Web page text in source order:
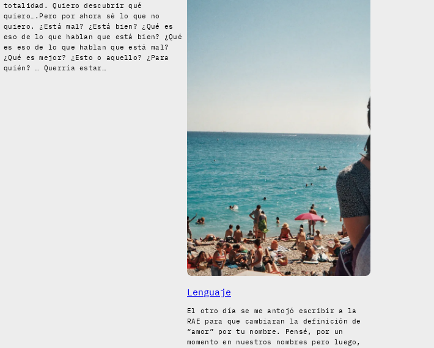
totalidad. Quiero descubrir qué
quiero….Pero por ahora sé lo que no
quiero. ¿Está mal? ¿Está bien? ¿Qué es
eso de lo que hablan que está bien? ¿Qué
es eso de lo que hablan que está mal?
¿Qué es mejor? ¿Esto o aquello? ¿Para
quién? … Querría estar…
Lenguaje
El otro día se me antojó escribir a la
RAE para que cambiaran la definición de
“amor” por tu nombre. Pensé, por un
momento en nuestros nombres pero luego,